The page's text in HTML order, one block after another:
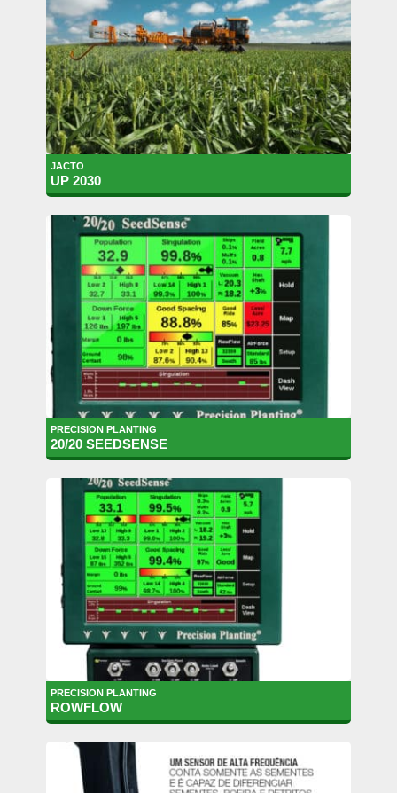
JACTO
UP 2030
PRECISION PLANTING
20/20 SEEDSENSE
PRECISION PLANTING
ROWFLOW